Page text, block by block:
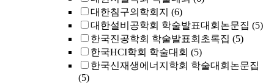
대한침구의학회지 (6)
대한설비공학회 학술발표대회논문집 (5)
한국진공학회 학술발표회초록집 (5)
한국HCI학회 학술대회 (5)
한국신재생에너지학회 학술대회논문집
(5)